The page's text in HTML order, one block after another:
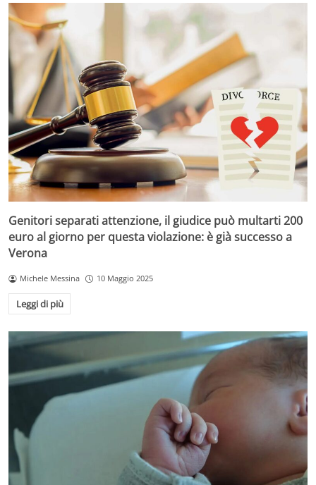
Genitori separati attenzione, il giudice può multarti 200
euro al giorno per questa violazione: è già successo a
Verona
Michele Messina 10 Maggio 2025
Leggi di più